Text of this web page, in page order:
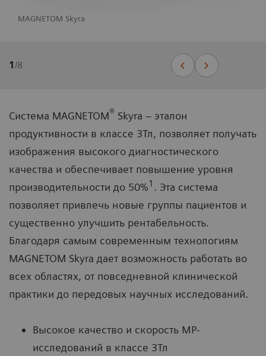
MAGNETOM Skyra
1/8
Система MAGNETOM® Skyra – эталон
продуктивности в классе 3Тл, позволяет получать
изображения высокого диагностического
качества и обеспечивает повышение уровня
производительности до 50%1 . Эта система
позволяет привлечь новые группы пациентов и
существенно улучшить рентабельность.
Благодаря самым современным технологиям
MAGNETOM Skyra дает возможность работать во
всех областях, от повседневной клинической
практики до передовых научных исследований.
Высокое качество и скорость МР-
исследований в классе 3Тл